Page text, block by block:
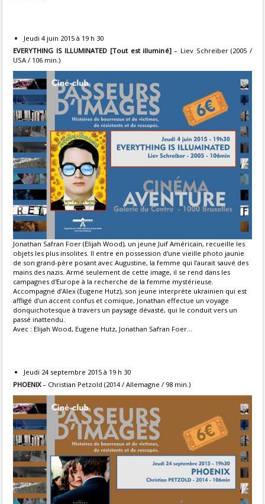
Jeudi 4 juin 2015 à 19 h 30
EVERYTHING IS ILLUMINATED [Tout est illuminé]– Liev Schreiber (2005 /
USA / 106 min.)
Jonathan Safran Foer (Elijah Wood), un jeune Juif Américain, recueille les
objets les plus insolites. Il entre en possession d'une vieille photo jaunie
de son grand-père posant avec Augustine, la femme qui l’aurait sauvé des
mains des nazis. Armé seulement de cette image, il se rend dans les
campagnes d'Europe à la recherche de la femme mystérieuse.
Accompagné d’Alex (Eugene Hutz), son jeune interprète ukrainien qui est
affligé d’un accent confus et comique, Jonathan effectue un voyage
donquichotesque à travers un paysage dévasté, qui le conduit vers un
passé inattendu.
Avec : Elijah Wood, Eugene Hutz, Jonathan Safran Foer...
Jeudi 24 septembre 2015 à 19 h 30
PHOENIX– Christian Petzold (2014 / Allemagne / 98 min.)